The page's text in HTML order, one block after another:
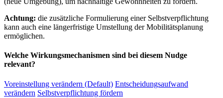
Achtung: die zusätzliche Formulierung einer Selbstverpflichtung
kann auch eine längerfristige Umstellung der Mobilitätsplanung
ermöglichen.
Welche Wirkungsmechanismen sind bei diesem Nudge
relevant?
Voreinstellung verändern (Default) Entscheidungsaufwand
verändern Selbstverpflichtung fördern